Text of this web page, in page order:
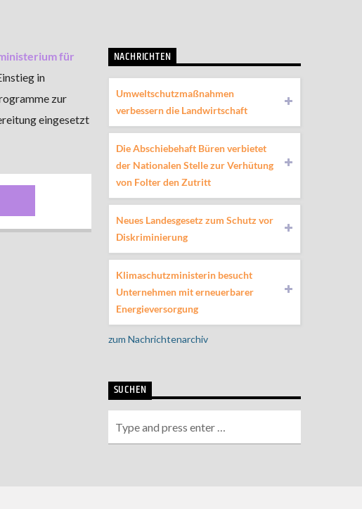
für
in
zur
eingesetzt
NACHRICHTEN
Umweltschutzmaßnahmen
verbessern die Landwirtschaft
Die Abschiebehaft Büren verbietet
der Nationalen Stelle zur Verhütung
von Folter den Zutritt
Neues Landesgesetz zum Schutz vor
Diskriminierung
Klimaschutzministerin besucht
Unternehmen mit erneuerbarer
Energieversorgung
zum Nachrichtenarchiv
SUCHEN